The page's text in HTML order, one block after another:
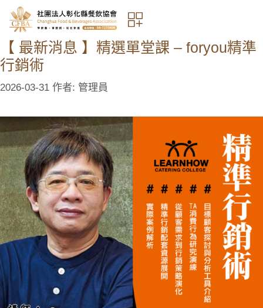
【 最新消息 】精選單堂課 – foryou精準
行銷術
2026-03-31 作者: 管理員